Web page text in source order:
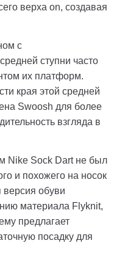
верха on, создавая
с
ступни часто
их платформ.
края этой средней
Swoosh для более
взгляда в
Nike Sock Dart не был
и похожего на носок
обуви
материала Flyknit,
предлагает
посадку для